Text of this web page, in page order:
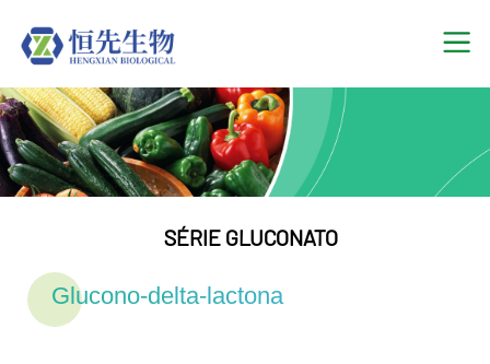
SÉRIE GLUCONATO
Glucono-delta-lactona